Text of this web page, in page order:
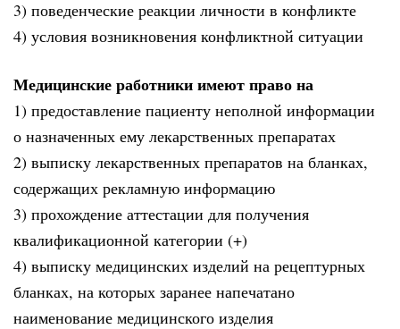
3) поведенческие реакции личности в конфликте
4) условия возникновения конфликтной ситуации
Медицинские работники имеют право на
1) предоставление пациенту неполной информации
о назначенных ему лекарственных препаратах
2) выписку лекарственных препаратов на бланках,
содержащих рекламную информацию
3) прохождение аттестации для получения
квалификационной категории (+)
4) выписку медицинских изделий на рецептурных
бланках, на которых заранее напечатано
наименование медицинского изделия